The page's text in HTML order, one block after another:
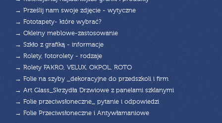
→ Prześlij nam swoje zdjęcie - wytyczne
→ Fototapety- które wybrać?
→ Okleiny meblowe-zastosowanie
→ Szkło z grafiką - informacje
→ Rolety, fotorolety - rodzaje
→ Rolety FAKRO, VELUX, OKPOL, ROTO
→ Folie na szyby _dekoracyjne do przedszkoli i firm
→ Art Glass_Skrzydła Drzwiowe z panelami szklanymi
→ Folie przeciwsłoneczne_ pytanie i odpowiedzi
→ Folie Przeciwsłoneczne i Antywłamaniowe